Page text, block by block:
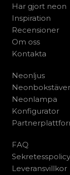
Har gjort neon
Inspiration
Recensioner
Om oss
Kontakta
Neonljus
Neonbokstäver
Neonlampa
Konfigurator
FAQ
Sekretesspolicy
Leveransvillkor